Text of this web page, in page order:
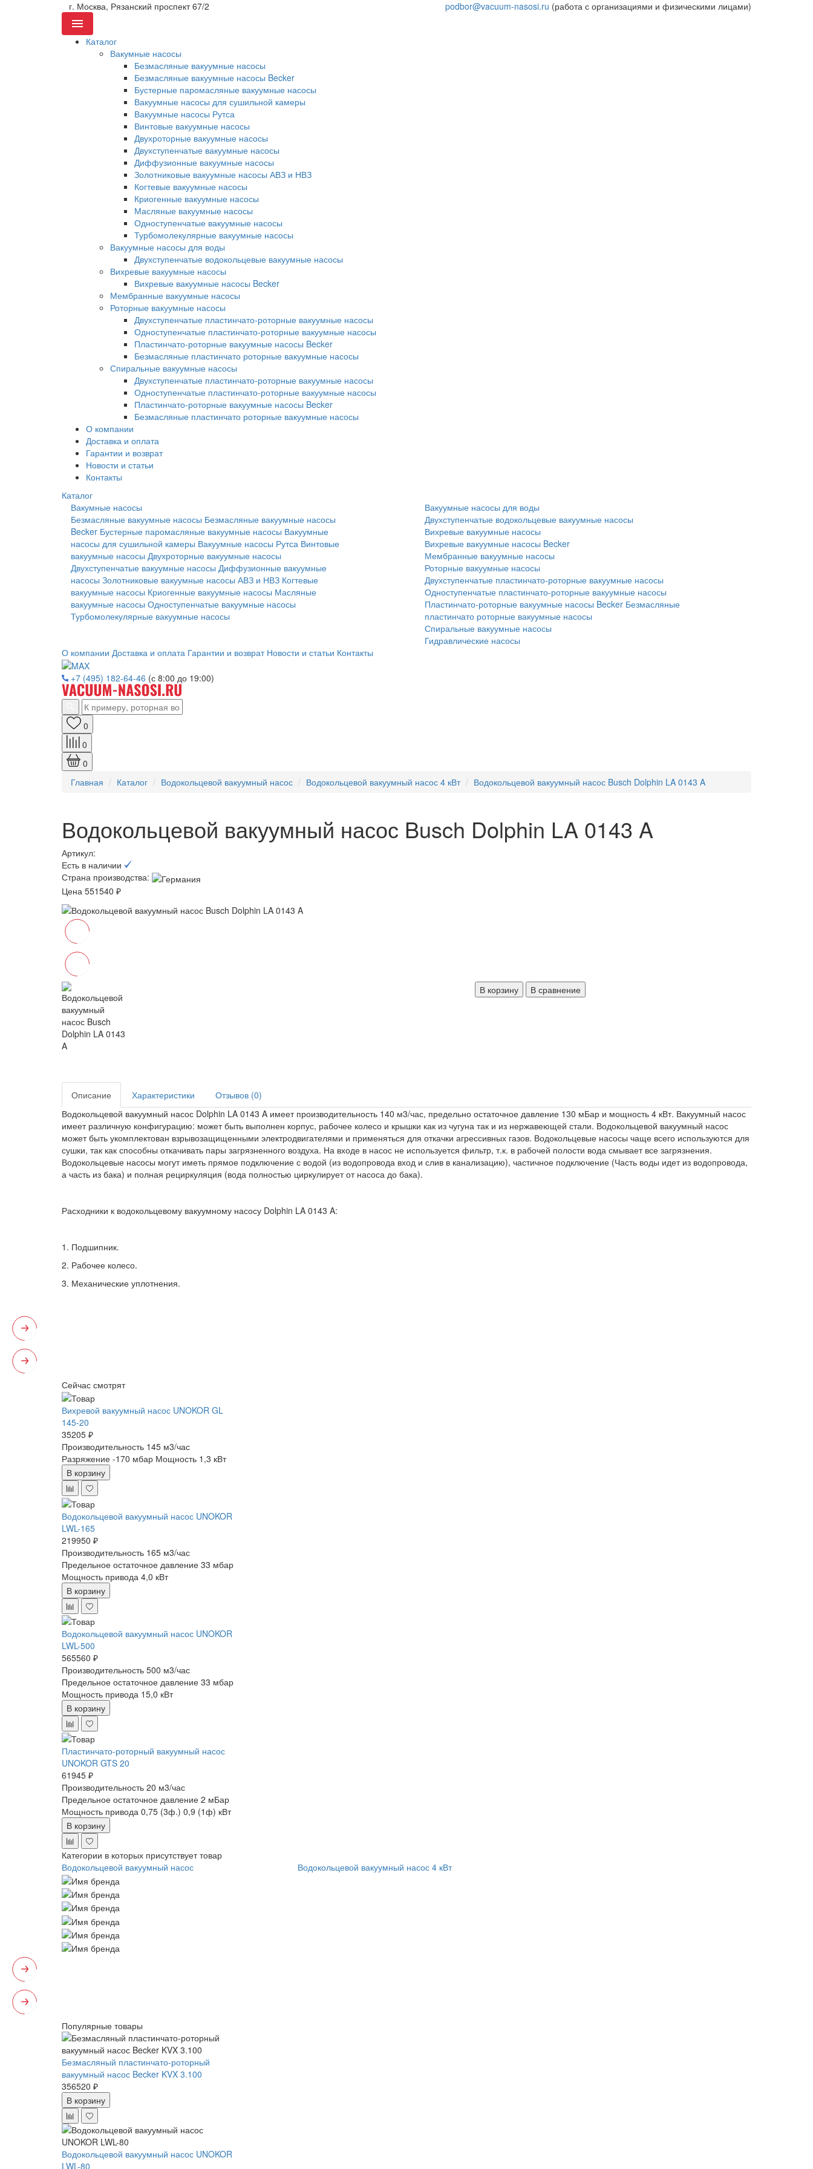
г. Москва, Рязанский проспект 67/2 podbor@vacuum-nasosi.ru (работа с организациями и физическими лицами)
Menu
Каталог
Вакумные насосы
Безмасляные вакуумные насосы
Безмасляные вакуумные насосы Becker
Бустерные паромасляные вакуумные насосы
Вакуумные насосы для сушильной камеры
Вакуумные насосы Рутса
Винтовые вакуумные насосы
Двухроторные вакуумные насосы
Двухступенчатые вакуумные насосы
Диффузионные вакуумные насосы
Золотниковые вакуумные насосы АВЗ и НВЗ
Когтевые вакуумные насосы
Криогенные вакуумные насосы
Масляные вакуумные насосы
Одноступенчатые вакуумные насосы
Турбомолекулярные вакуумные насосы
Вакуумные насосы для воды
Двухступенчатые водокольцевые вакуумные насосы
Вихревые вакуумные насосы
Вихревые вакуумные насосы Becker
Мембранные вакуумные насосы
Роторные вакуумные насосы
Двухступенчатые пластинчато-роторные вакуумные насосы
Одноступенчатые пластинчато-роторные вакуумные насосы
Пластинчато-роторные вакуумные насосы Becker
Безмасляные пластинчато роторные вакуумные насосы
Спиральные вакуумные насосы
Двухступенчатые пластинчато-роторные вакуумные насосы
Одноступенчатые пластинчато-роторные вакуумные насосы
Пластинчато-роторные вакуумные насосы Becker
Безмасляные пластинчато роторные вакуумные насосы
О компании
Доставка и оплата
Гарантии и возврат
Новости и статьи
Контакты
Каталог
Вакумные насосы
Безмасляные вакуумные насосы Безмасляные вакуумные насосы
Becker Бустерные паромасляные вакуумные насосы Вакуумные
насосы для сушильной камеры Вакуумные насосы Рутса Винтовые
вакуумные насосы Двухроторные вакуумные насосы
Двухступенчатые вакуумные насосы Диффузионные вакуумные
насосы Золотниковые вакуумные насосы АВЗ и НВЗ Когтевые
вакуумные насосы Криогенные вакуумные насосы Масляные
вакуумные насосы Одноступенчатые вакуумные насосы
Турбомолекулярные вакуумные насосы
Вакуумные насосы для воды
Двухступенчатые водокольцевые вакуумные насосы
Вихревые вакуумные насосы
Вихревые вакуумные насосы Becker
Мембранные вакуумные насосы
Роторные вакуумные насосы
Двухступенчатые пластинчато-роторные вакуумные насосы
Одноступенчатые пластинчато-роторные вакуумные насосы
Пластинчато-роторные вакуумные насосы Becker Безмасляные
пластинчато роторные вакуумные насосы
Спиральные вакуумные насосы
Гидравлические насосы
О компании Доставка и оплата Гарантии и возврат Новости и статьи Контакты
+7 (495) 182-64-46 (с 8:00 до 19:00)
0
0
0
Главная
Каталог Водокольцевой вакуумный насос Водокольцевой вакуумный насос 4 кВт Водокольцевой вакуумный насос Busch Dolphin LA 0143 A
Водокольцевой вакуумный насос Busch Dolphin LA 0143 A
Артикул:
Есть в наличии
Страна производства:
Цена 551540 ₽
В корзину В сравнение
Описание Характеристики
Отзывов (0)
Водокольцевой вакуумный насос Dolphin LA 0143 A имеет производительность 140 м3/час, предельно остаточное давление 130 мБар и мощность 4 кВт. Вакуумный насос
имеет различную конфигурацию: может быть выполнен корпус, рабочее колесо и крышки как из чугуна так и из нержавеющей стали. Водокольцевой вакуумный насос
может быть укомплектован взрывозащищенными электродвигателями и применяться для откачки агрессивных газов. Водокольцевые насосы чаще всего используются для
сушки, так как способны откачивать пары загрязненного воздуха. На входе в насос не используется фильтр, т.к. в рабочей полости вода смывает все загрязнения.
Водокольцевые насосы могут иметь прямое подключение с водой (из водопровода вход и слив в канализацию), частичное подключение (Часть воды идет из водопровода,
а часть из бака) и полная рециркуляция (вода полностью циркулирует от насоса до бака).
Расходники к водокольцевому вакуумному насосу Dolphin LA 0143 A:
1. Подшипник.
2. Рабочее колесо.
3. Механические уплотнения.
Сейчас смотрят
Вихревой вакуумный насос UNOKOR GL
145-20
35205 ₽
Производительность 145 м3/час
Разряжение -170 мбар Мощность 1,3 кВт
В корзину
Водокольцевой вакуумный насос UNOKOR
LWL-165
219950 ₽
Производительность 165 м3/час
Предельное остаточное давление 33 мбар
Мощность привода 4,0 кВт
В корзину
Водокольцевой вакуумный насос UNOKOR
LWL-500
565560 ₽
Производительность 500 м3/час
Предельное остаточное давление 33 мбар
Мощность привода 15,0 кВт
В корзину
Пластинчато-роторный вакуумный насос
UNOKOR GTS 20
61945 ₽
Производительность 20 м3/час
Предельное остаточное давление 2 мБар
Мощность привода 0,75 (3ф.) 0,9 (1ф) кВт
В корзину
Категории в которых присутствует товар
Водокольцевой вакуумный насос
Водокольцевой вакуумный насос 4 кВт
Популярные товары
Безмасляный пластинчато-роторный
вакуумный насос Becker KVX 3.100
356520 ₽
В корзину
Водокольцевой вакуумный насос UNOKOR
LWL-80